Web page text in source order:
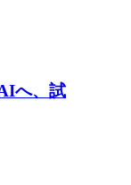
へ、試